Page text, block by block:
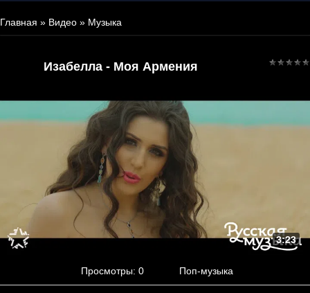
Главная » Видео » Музыка
Изабелла - Моя Армения
3:23
Просмотры: 0 Поп-музыка